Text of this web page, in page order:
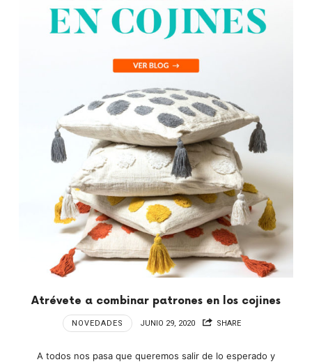
Atrévete a combinar patrones en los cojines
NOVEDADES JUNIO 29, 2020 SHARE
A todos nos pasa que queremos salir de lo esperado y